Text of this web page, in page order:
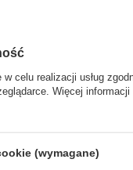
koncentrat
i utensylii
celu realizacji usług
Więcej
(wymagane)